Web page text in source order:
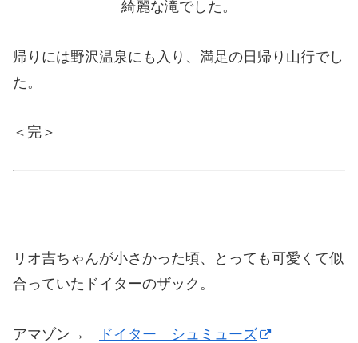
綺麗な滝でした。
帰りには野沢温泉にも入り、満足の日帰り山行でし
た。
＜完＞
リオ吉ちゃんが小さかった頃、とっても可愛くて似
合っていたドイターのザック。
アマゾン→ ドイター シュミューズ